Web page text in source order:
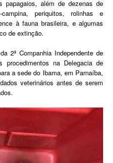
papagaios, além de dezenas de
periquitos, rolinhas e
à fauna brasileira, e algumas
de extinção.
2ª Companhia Independente de
procedimentos na Delegacia de
a sede do Ibama, em Parnaíba,
veterinários antes de serem